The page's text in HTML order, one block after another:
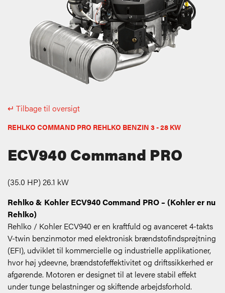
↵ Tilbage til oversigt
REHLKO COMMAND PRO REHLKO BENZIN 3 - 28 KW
ECV940 Command PRO
(35.0 HP) 26.1 kW
Rehlko & Kohler ECV940 Command PRO – (Kohler er nu
Rehlko)
Rehlko / Kohler ECV940 er en kraftfuld og avanceret 4-takts
V-twin benzinmotor med elektronisk brændstofindsprøjtning
(EFI), udviklet til kommercielle og industrielle applikationer,
hvor høj ydeevne, brændstofeffektivitet og driftssikkerhed er
afgørende. Motoren er designet til at levere stabil effekt
under tunge belastninger og skiftende arbejdsforhold.